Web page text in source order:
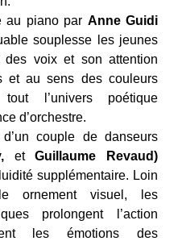
au piano par Anne Guidi
souplesse les jeunes
des voix et son attention
et au sens des couleurs
l’univers poétique
d’orchestre.
couple de danseurs
etGuillaume Revaud)
supplémentaire. Loin
ornement visuel, les
prolongent l’action
les émotions des